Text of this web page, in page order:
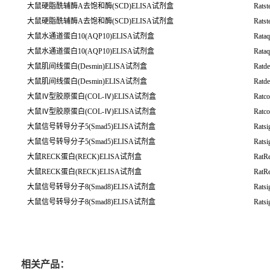
大鼠硬脂酰辅酶A去饱和酶(SCD)ELISA试剂盒
大鼠硬脂酰辅酶A去饱和酶(SCD)ELISA试剂盒
大鼠水通道蛋白10(AQP10)ELISA试剂盒
大鼠水通道蛋白10(AQP10)ELISA试剂盒
大鼠肌间线蛋白(Desmin)ELISA试剂盒
大鼠肌间线蛋白(Desmin)ELISA试剂盒
大鼠Ⅳ型胶原蛋白(COL-Ⅳ)ELISA试剂盒
大鼠Ⅳ型胶原蛋白(COL-Ⅳ)ELISA试剂盒
大鼠信号转导分子5(Smad5)ELISA试剂盒
大鼠信号转导分子5(Smad5)ELISA试剂盒
大鼠RECK蛋白(RECK)ELISA试剂盒
大鼠RECK蛋白(RECK)ELISA试剂盒
大鼠信号转导分子8(Smad8)ELISA试剂盒
大鼠信号转导分子8(Smad8)ELISA试剂盒
相关产品：